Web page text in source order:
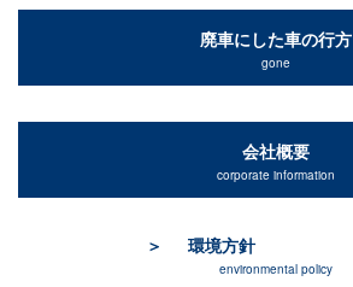
廃車にした車の行方
gone
会社概要
corporate information
環境方針
environmental policy